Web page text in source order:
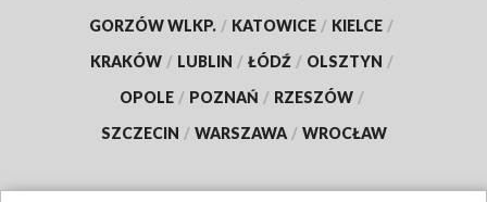
GORZÓW WLKP. / KATOWICE / KIELCE /
KRAKÓW / LUBLIN / ŁÓDŹ / OLSZTYN /
OPOLE / POZNAŃ / RZESZÓW /
SZCZECIN / WARSZAWA / WROCŁAW